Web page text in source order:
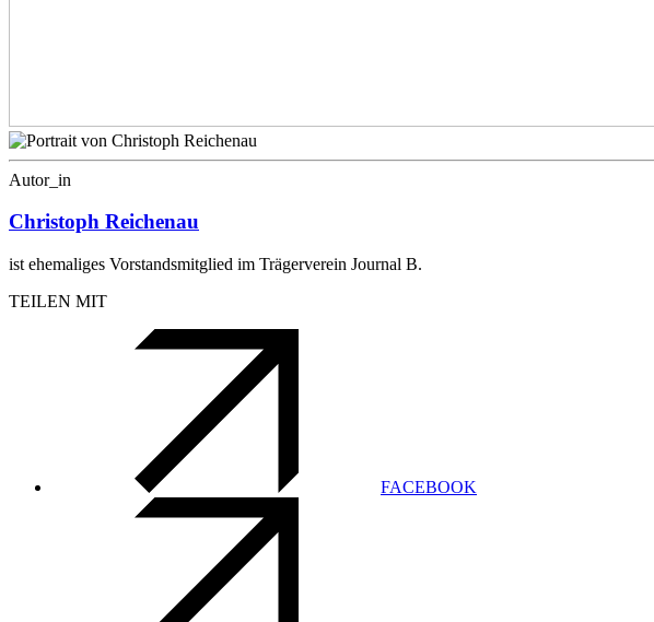
Autor_in
Christoph Reichenau
ist ehemaliges Vorstandsmitglied im Trägerverein Journal B.
TEILEN MIT
FACEBOOK